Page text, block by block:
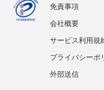
免責事項
会社概要
サービス利用規
プライバシーポ
外部送信